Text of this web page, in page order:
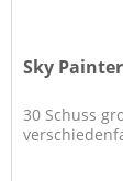
Sky
30 Schuss